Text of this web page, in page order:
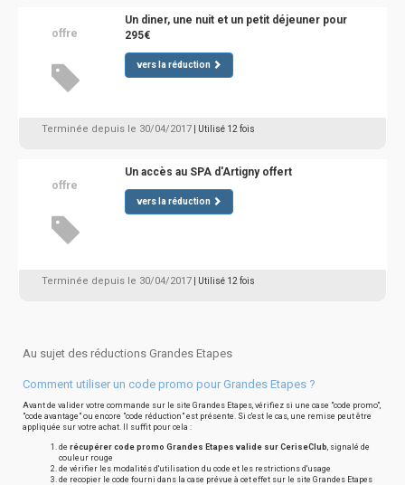
offre
Un diner, une nuit et un petit déjeuner pour
295€
vers la réduction
Terminée depuis le 30/04/2017 | Utilisé 12 fois
offre
Un accès au SPA d'Artigny offert
vers la réduction
Terminée depuis le 30/04/2017 | Utilisé 12 fois
Au sujet des réductions Grandes Etapes
Comment utiliser un code promo pour Grandes Etapes ?
Avant de valider votre commande sur le site Grandes Etapes, vérifiez si une case "code promo",
"code avantage" ou encore "code réduction" est présente. Si c'est le cas, une remise peut être
appliquée sur votre achat. Il suffit pour cela :
de récupérer code promo Grandes Etapes valide sur CeriseClub, signalé de
couleur rouge
de vérifier les modalités d'utilisation du code et les restrictions d'usage
de recopier le code fourni dans la case prévue à cet effet sur le site Grandes Etapes